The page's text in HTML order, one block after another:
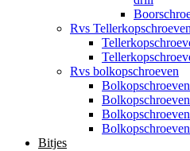
Rvs Tellerkopschroeven
Rvs bolkopschroeven
Bitjes